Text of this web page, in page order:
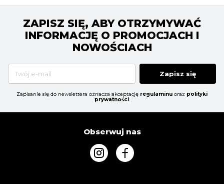
ZAPISZ SIĘ, ABY OTRZYMYWAĆ
INFORMACJĘ O PROMOCJACH I
NOWOŚCIACH
Zapisz się
Zapisanie się do newslettera oznacza akceptację regulaminu oraz polityki
prywatności.
Obserwuj nas